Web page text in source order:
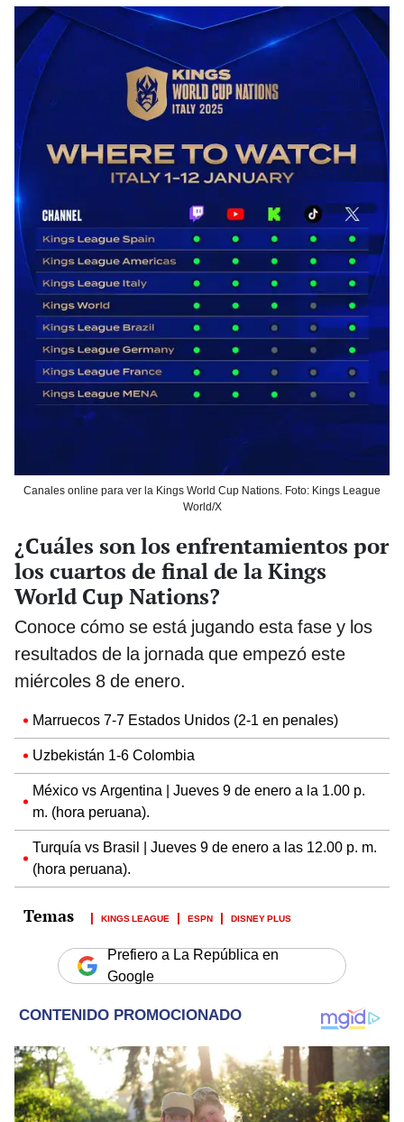
Canales online para ver la Kings World Cup Nations. Foto: Kings League
World/X
¿Cuáles son los enfrentamientos por
los cuartos de final de la Kings
World Cup Nations?
Conoce cómo se está jugando esta fase y los
resultados de la jornada que empezó este
miércoles 8 de enero.
Marruecos 7-7 Estados Unidos (2-1 en penales)
Uzbekistán 1-6 Colombia
México vs Argentina | Jueves 9 de enero a la 1.00 p.
m. (hora peruana).
Turquía vs Brasil | Jueves 9 de enero a las 12.00 p. m.
(hora peruana).
KINGS LEAGUE ESPN DISNEY PLUS
Prefiero a La República en
Google